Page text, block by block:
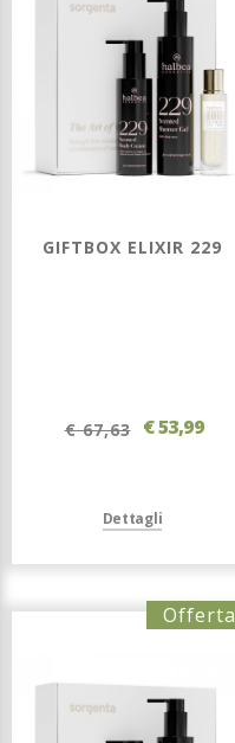
GIFTBOX ELIXIR 229
€ 67,63 € 53,99
Dettagli
Offerta